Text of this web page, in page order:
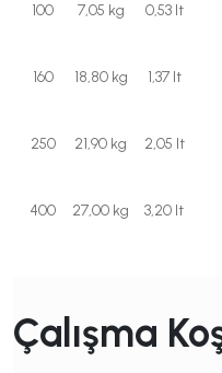
100 7,05 kg 0,53 lt
160 18,80 kg 1,37 lt
250 21,90 kg 2,05 lt
400 27,00 kg 3,20 lt
Çalışma